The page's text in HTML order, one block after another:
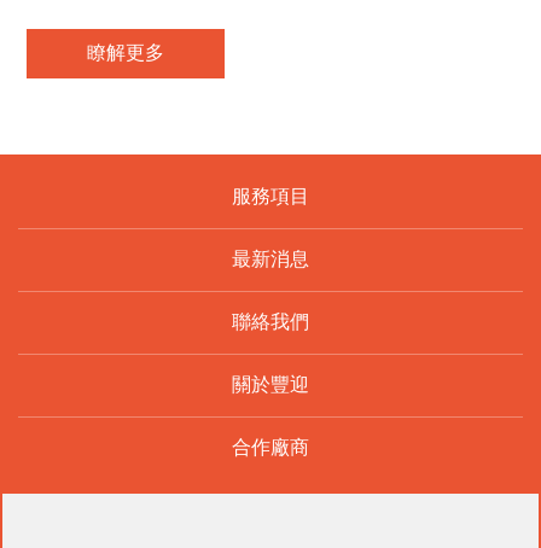
瞭解更多
服務項目
最新消息
聯絡我們
關於豐迎
合作廠商